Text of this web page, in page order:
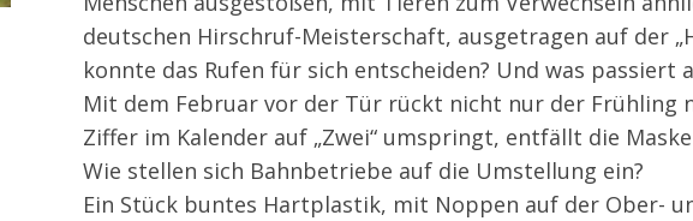
deutschen Hirschruf-Meisterschaft, ausgetragen auf der
konnte das Rufen für sich entscheiden? Und was passiert
Mit dem Februar vor der Tür rückt nicht nur der Frühling
Ziffer im Kalender auf „Zwei“ umspringt, entfällt die
Wie stellen sich Bahnbetriebe auf die Umstellung ein?
Ein Stück buntes Hartplastik, mit Noppen auf der Ober-